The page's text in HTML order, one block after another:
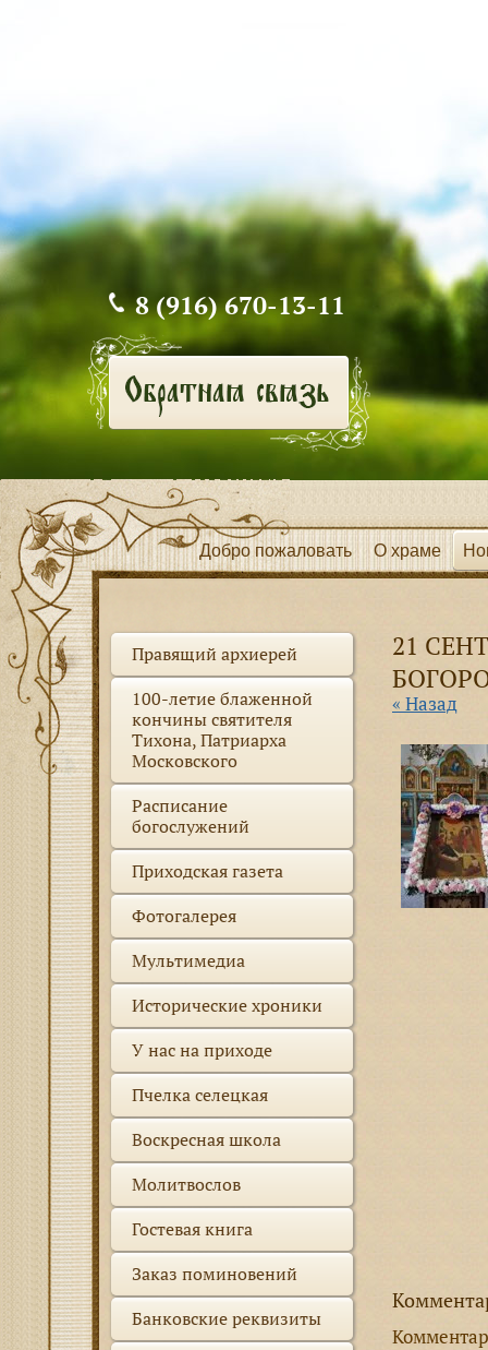
8 (916) 670-13-11
Добро пожаловать О храме
21
« Назад
Правящий архиерей
100-летие блаженной
кончины святителя
Тихона, Патриарха
Московского
Расписание
богослужений
Приходская газета
Фотогалерея
Мультимедиа
Исторические хроники
У нас на приходе
Пчелка селецкая
Воскресная школа
Молитвослов
Гостевая книга
Заказ поминовений
Банковские реквизиты